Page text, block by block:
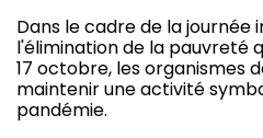
Dans le cadre de la
l'élimination de la pauvreté
17 octobre, les organismes
maintenir une activité
pandémie.